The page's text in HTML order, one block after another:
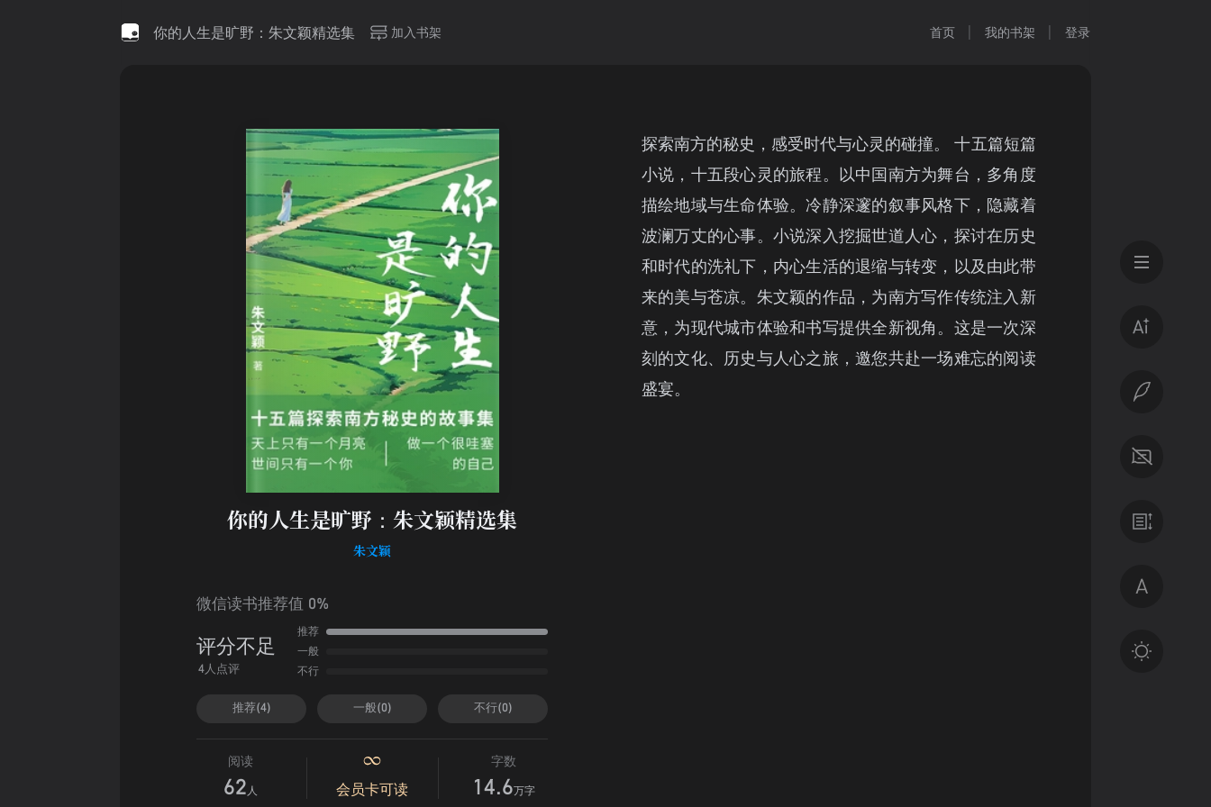
你的人生是旷野：朱文颖精选集 加入书架 首页 我的书架 登录
你的人生是旷野：朱文颖精选集
朱文颖
微信读书推荐值 0%
评分不足
4人点评
推荐
一般
不行
推荐(4) 一般(0) 不行(0)
阅读
62 人 会员卡可读
字数
14.6万字
探索南方的秘史，感受时代与心灵的碰撞。 十五篇短篇
小说，十五段心灵的旅程。以中国南方为舞台，多角度
描绘地域与生命体验。冷静深邃的叙事风格下，隐藏着
波澜万丈的心事。小说深入挖掘世道人心，探讨在历史
和时代的洗礼下，内心生活的退缩与转变，以及由此带
来的美与苍凉。朱文颖的作品，为南方写作传统注入新
意，为现代城市体验和书写提供全新视角。这是一次深
刻的文化、历史与人心之旅，邀您共赴一场难忘的阅读
盛宴。